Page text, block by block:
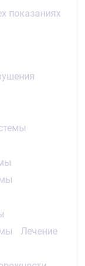
почек
с
10
должно
данных по
не
до 18
данных
Конкор®у
показаниях
Лечение